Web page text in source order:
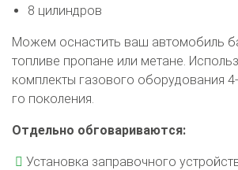
8 цилиндров
Можем оснастить ваш автомобиль
топливе пропане или метане.
комплекты газового оборудования
го поколения.
Отдельно обговариваются:
Установка заправочного